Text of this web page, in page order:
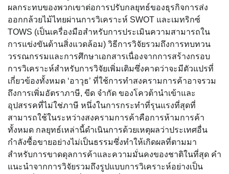
ผลกระทบของพวกเขาต่อการปรับกลยุทธ์ของธุรกิจการส่ง
ออกกล้วยไม้ไทยผ่านการวิเคราะห์ SWOT และเมทริกซ์
TOWS (เป็นเครื่องมือสำหรับการประเมินความสามารถใน
การแข่งขันด้านสิ่งแวดล้อม) วิธีการวิจัยรวมถึงการทบทวน
วรรณกรรมและการศึกษาเอกสารเนื่องจากการสร้างกรอบ
การวิเคราะห์สำหรับการวิจัยเพิ่มเติมซึ่งคาดว่าจะมีตัวแปรที่
เกี่ยวข้องทั้งหมด ‘อาวุธ’ ที่ใช้การทำสงครามการค้าอาจรวม
ถึงการเพิ่มอัตราภาษี, ขีด จำกัด ของโควต้านำเข้าและ
อุปสรรคที่ไม่ใช่ภาษี หนึ่งในการกระทำที่รุนแรงที่สุดที่
สามารถใช้ในระหว่างสงครามการค้าคือการห้ามการค้า
ทั้งหมด กลยุทธ์เหล่านี้ดำเนินการด้วยเหตุผลว่าประเทศอื่น
กำลังซื้อขายอย่างไม่เป็นธรรมซึ่งทำให้เกิดผลที่ตามมา
สำหรับการขาดดุลการค้าและความมั่นคงของชาติในที่สุด คำ
แนะนำจากการวิจัยรวมถึงรูปแบบการวิเคราะห์อย่างเป็น